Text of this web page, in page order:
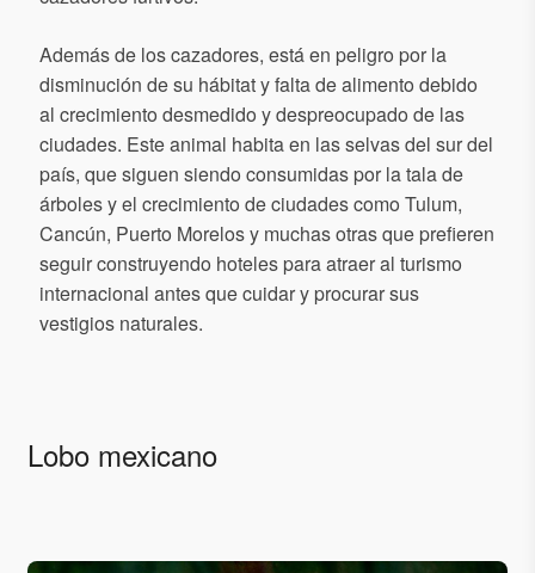
Además de los cazadores, está en peligro por la
disminución de su hábitat y falta de alimento debido
al crecimiento desmedido y despreocupado de las
ciudades. Este animal habita en las selvas del sur del
país, que siguen siendo consumidas por la tala de
árboles y el crecimiento de ciudades como Tulum,
Cancún, Puerto Morelos y muchas otras que prefieren
seguir construyendo hoteles para atraer al turismo
internacional antes que cuidar y procurar sus
vestigios naturales.
Lobo mexicano